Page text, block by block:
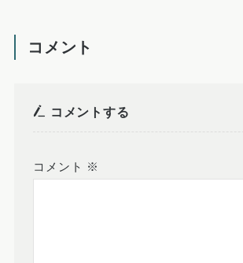
コメント
コメントする
コメント ※